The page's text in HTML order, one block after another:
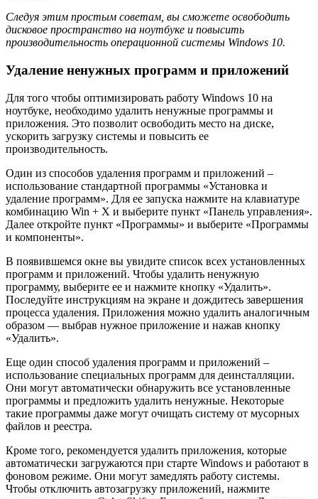
Следуя этим простым советам, вы сможете освободить
дисковое пространство на ноутбуке и повысить
производительность операционной системы Windows 10.
Удаление ненужных программ и приложений
Для того чтобы оптимизировать работу Windows 10 на
ноутбуке, необходимо удалить ненужные программы и
приложения. Это позволит освободить место на диске,
ускорить загрузку системы и повысить ее
производительность.
Один из способов удаления программ и приложений –
использование стандартной программы «Установка и
удаление программ». Для ее запуска нажмите на клавиатуре
комбинацию Win + X и выберите пункт «Панель управления».
Далее откройте пункт «Программы» и выберите «Программы
и компоненты».
В появившемся окне вы увидите список всех установленных
программ и приложений. Чтобы удалить ненужную
программу, выберите ее и нажмите кнопку «Удалить».
Последуйте инструкциям на экране и дождитесь завершения
процесса удаления. Приложения можно удалить аналогичным
образом — выбрав нужное приложение и нажав кнопку
«Удалить».
Еще один способ удаления программ и приложений –
использование специальных программ для деинсталляции.
Они могут автоматически обнаружить все установленные
программы и предложить удалить ненужные. Некоторые
такие программы даже могут очищать систему от мусорных
файлов и реестра.
Кроме того, рекомендуется удалить приложения, которые
автоматически загружаются при старте Windows и работают в
фоновом режиме. Они могут замедлять работу системы.
Чтобы отключить автозагрузку приложений, нажмите